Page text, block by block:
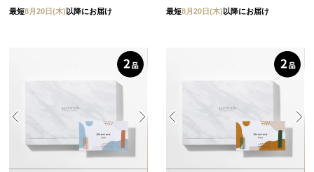
最短8月20日(木) 以降にお届け 最短8月20日(木) 以降にお届け